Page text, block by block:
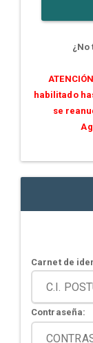
¿No
habilitado
se
Carnet de
Contraseña: